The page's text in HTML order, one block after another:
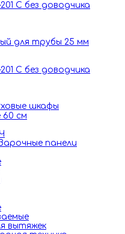
C без доводчика
для трубы 25 мм
C без доводчика
шкафы
см
Варочные панели
вытяжек